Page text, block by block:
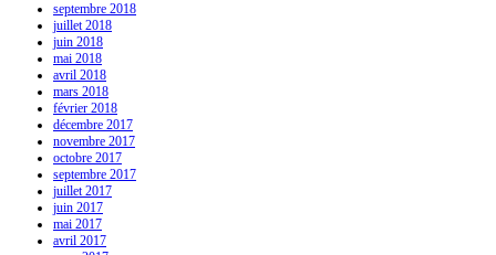
septembre 2018
juillet 2018
juin 2018
mai 2018
avril 2018
mars 2018
février 2018
décembre 2017
novembre 2017
octobre 2017
septembre 2017
juillet 2017
juin 2017
mai 2017
avril 2017